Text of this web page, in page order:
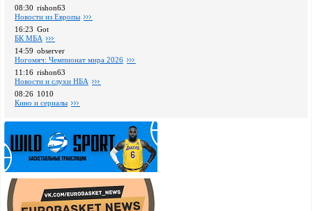
08:30 rishon63
Новости из Европы
16:23 Got
БК МБА
14:59 observer
Ногомяч: Чемпионат мира 2026
11:16 rishon63
Новости и слухи НБА
08:26 1010
Кино и сериалы